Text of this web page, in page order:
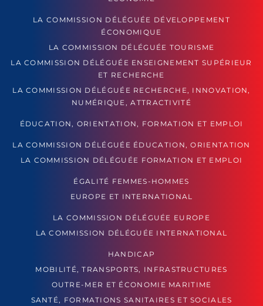
LA COMMISSION DÉLÉGUÉE DÉVELOPPEMENT
ÉCONOMIQUE
LA COMMISSION DÉLÉGUÉE TOURISME
LA COMMISSION DÉLÉGUÉE ENSEIGNEMENT SUPÉRIEUR
ET RECHERCHE
LA COMMISSION DÉLÉGUÉE RECHERCHE, INNOVATION,
NUMÉRIQUE, ATTRACTIVITÉ
ÉDUCATION, ORIENTATION, FORMATION ET EMPLOI
LA COMMISSION DÉLÉGUÉE ÉDUCATION, ORIENTATION
LA COMMISSION DÉLÉGUÉE FORMATION ET EMPLOI
ÉGALITÉ FEMMES-HOMMES
EUROPE ET INTERNATIONAL
LA COMMISSION DÉLÉGUÉE EUROPE
LA COMMISSION DÉLÉGUÉE INTERNATIONAL
HANDICAP
MOBILITÉ, TRANSPORTS, INFRASTRUCTURES
OUTRE-MER ET ÉCONOMIE MARITIME
SANTÉ, FORMATIONS SANITAIRES ET SOCIALES